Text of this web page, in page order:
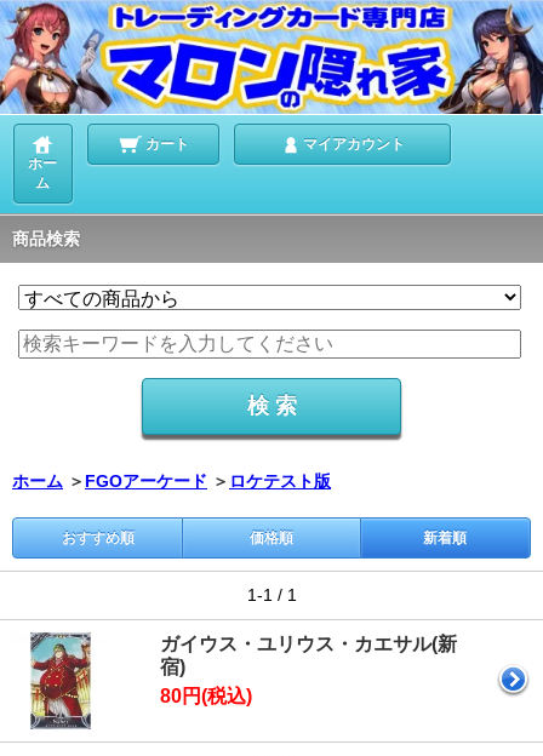
ホー
ム
カート マイアカウント
商品検索
ホーム ＞ FGOアーケード ＞ ロケテスト版
おすすめ順 価格順 新着順
1-1 / 1
ガイウス・ユリウス・カエサル(新
宿)
80円(税込)